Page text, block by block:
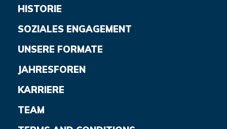
HISTORIE
SOZIALES ENGAGEMENT
UNSERE FORMATE
JAHRESFOREN
KARRIERE
TEAM